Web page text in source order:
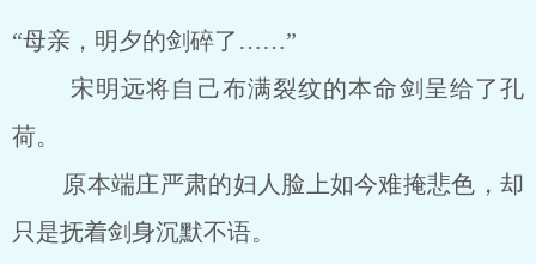
“母亲，明夕的剑碎了……”
宋明远将自己布满裂纹的本命剑呈给了孔
荷。
原本端庄严肃的妇人脸上如今难掩悲色，却
只是抚着剑身沉默不语。